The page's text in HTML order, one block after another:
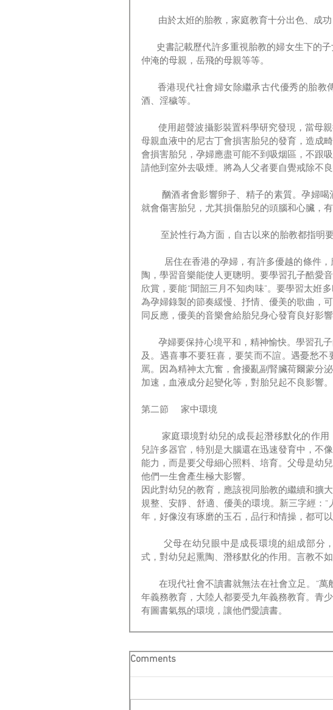
由於太姙的胎教，家庭教育十分出色
仲淹的母親，岳飛的母親等等。
酒、淫穢等。
       使用超聲波攝影裝置科學研究發現，當母親抽烟時，胎兒手腳會抽搐，顯出很痛苦的樣子。
母親血液中的尼古丁會損害胎兒的發育，造成
會損害胎兒，孕婦應盡可能不到吸烟區，不跟
請他到室外去吸煙。將為人父者要自覺戒除不良
就會傷害胎兒，尤其損傷胎兒的頭腦和心臟，
至於性行為方面，自古以來的胎教都
陶，學習音樂能使人更聰明。要學習孔子酷愛
欣賞，要能“聞韶三月不知肉味”。要學習太姙
為孕婦錄製的節奏緩慢、抒情、優美的歌曲，
同反應，優美的音樂會給胎兒身心發育良好影
       孕婦要保持心境平和，精神愉快。學習孔子的中庸思想，為人處事守正不偏，無太過，無不
及。遇喜事不要狂喜，要笑而不諠。遇憂愁
罵。因為精神太亢奮，會擾亂副腎臟荷爾蒙分
加速，血液成分起變化等，對胎兒起不良影響。
第二節     家中環境
        家庭環境對幼兒的成長起潛移默化的作用，應該使家庭成為培育優質兒童的優良環境。幼
兒許多器官，特別是大腦還在迅速發育中，不
能力，而是要父母細心照料、培育。父母是幼
他們一生會產生極大影響。
因此對幼兒的教育，應該視同胎教的繼續和擴
規整、安靜、舒適、優美的環境。新三字經：
年，好像沒有琢磨的玉石，品行和情操，都可以
式，對幼兒起熏陶、潛移默化的作用。言教不如
       在現代社會不讀書就無法在社會立足。“萬般皆下品，唯有讀書高。”香港人現在都要受十二
年義務教育，大陸人都要受九年義務教育。青
有圖書氣氛的環境，讓他們愛讀書。
Comments